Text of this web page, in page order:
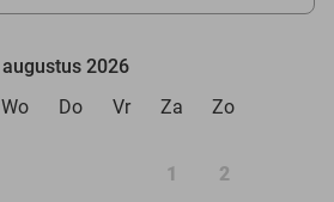
augustus 2026
Wo Do Vr Za Zo
1 2